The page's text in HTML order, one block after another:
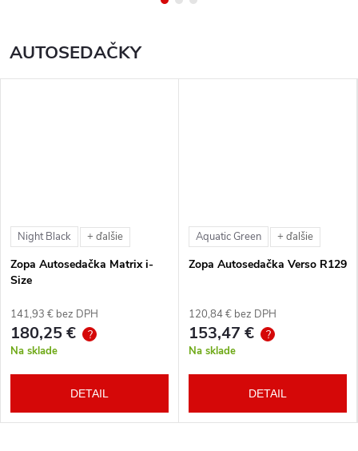
AUTOSEDAČKY
Night Black + ďalšie
Zopa Autosedačka Matrix i-
Size
141,93 € bez DPH
180,25 € ?
Na sklade
DETAIL
Aquatic Green + ďalšie
Zopa Autosedačka Verso R129
120,84 € bez DPH
153,47 € ?
Na sklade
DETAIL